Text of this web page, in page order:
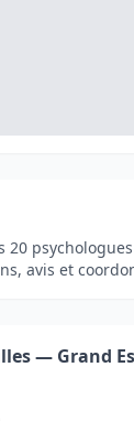
20
avis et
— Grand